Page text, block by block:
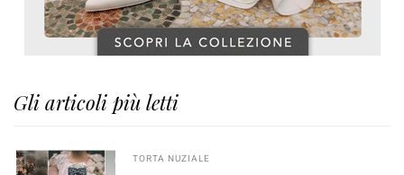
Gli articoli più letti
TORTA NUZIALE